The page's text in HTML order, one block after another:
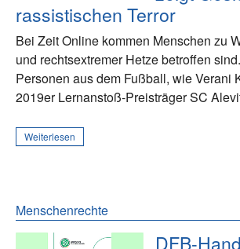
rassistischen Terror
Bei Zeit Online kommen Menschen zu
und rechtsextremer Hetze betroffen
Personen aus dem Fußball, wie Verani
2019er Lernanstoß-Preisträger SC
Weiterlesen
Menschenrechte
DFB-